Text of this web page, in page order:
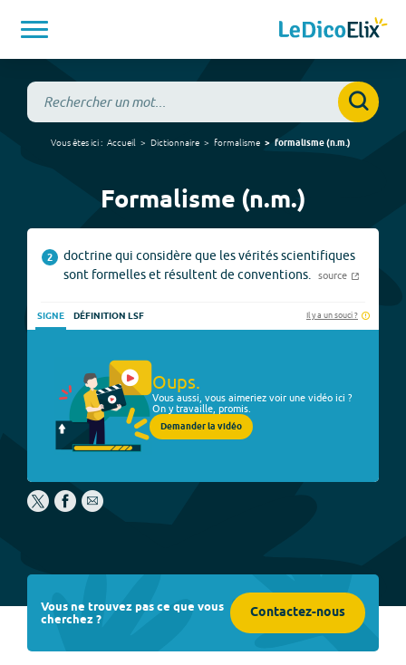
Vous êtes ici : Accueil Dictionnaire formalisme formalisme(n.m.)
Formalisme (n.m.)
2
doctrine qui considère que les vérités scientifiques
sont formelles et résultent de conventions.
source
SIGNE DÉFINITION LSF Il y a un souci ?
Oups.
Vous aussi, vous aimeriez voir une vidéo ici ?
On y travaille, promis.
Demander la vidéo
Vous ne trouvez pas ce que vous
cherchez ? Contactez-nous